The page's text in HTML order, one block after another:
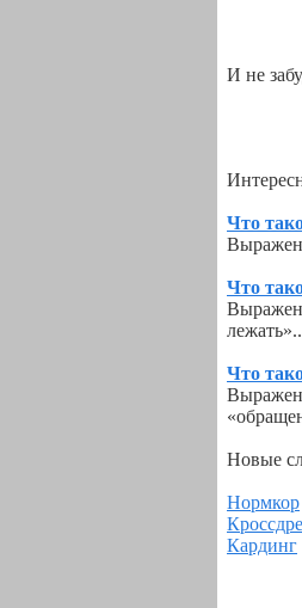
И не
Что
Что
Что
Новые
Нормкор
Кардинг